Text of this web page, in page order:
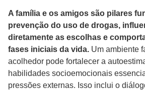
A família e os amigos são pilares
prevenção do uso de drogas,
diretamente as escolhas e
fases iniciais da vida. Um ambiente
acolhedor pode fortalecer a
habilidades socioemocionais
pressões externas. Isso inclui o